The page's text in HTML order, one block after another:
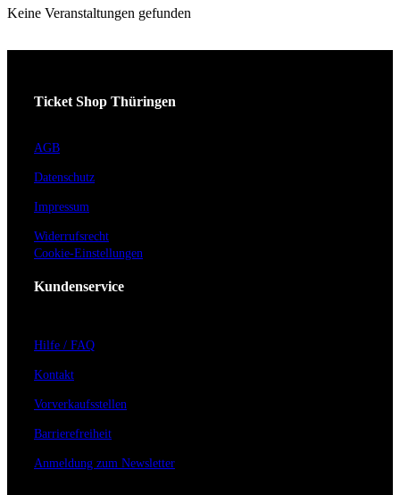
Keine Veranstaltungen gefunden
Ticket Shop Thüringen
AGB
Datenschutz
Impressum
Widerrufsrecht
Cookie-Einstellungen
Kundenservice
Hilfe / FAQ
Kontakt
Vorverkaufsstellen
Barrierefreiheit
Anmeldung zum Newsletter